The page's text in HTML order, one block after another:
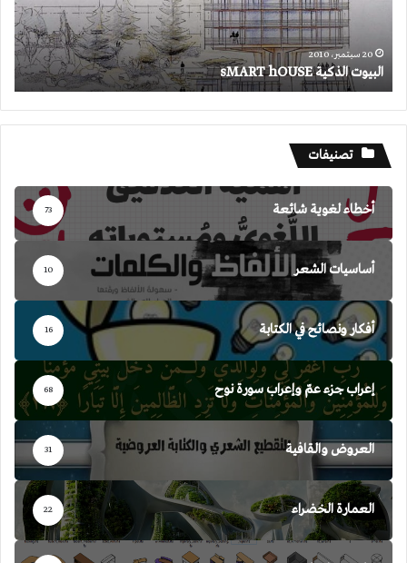
20 سبتمبر، 2010
البيوت الذكية sMART hOUSE
تصنيفات
أخطاء لغوية شائعة 73
أساسيات الشعر 10
أفكار ونصائح في الكتابة 16
إعراب جزء عمّ وإعراب سورة نوح 68
العروض والقافية 31
العمارة الخضراء 22